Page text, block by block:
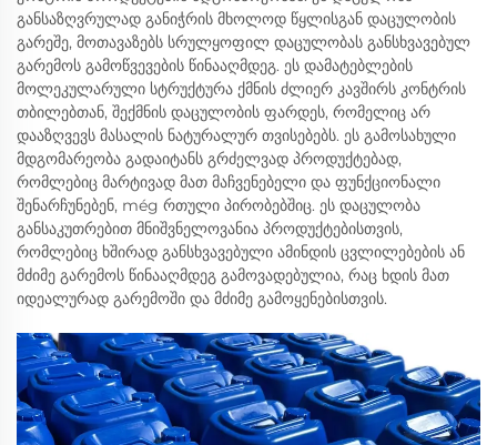
განსაზღვრულად განიჭრის მხოლოდ წყლისგან დაცულობის
გარეშე, მოთავაზებს სრულყოფილ დაცულობას განსხვავებულ
გარემოს გამოწვევების წინააღმდეგ. ეს დამატებლების
მოლეკულარული სტრუქტურა ქმნის ძლიერ კავშირს კონტრის
თბილებთან, შექმნის დაცულობის ფარდეს, რომელიც არ
დააზღვევს მასალის ნატურალურ თვისებებს. ეს გამოსახული
მდგომარეობა გადაიტანს გრძელვად პროდუქტებად,
რომლებიც მარტივად მათ მაჩვენებელი და ფუნქციონალი
შენარჩუნებენ, még რთული პირობებშიც. ეს დაცულობა
განსაკუთრებით მნიშვნელოვანია პროდუქტებისთვის,
რომლებიც ხშირად განსხვავებული ამინდის ცვლილებების ან
მძიმე გარემოს წინააღმდეგ გამოვადებულია, რაც ხდის მათ
იდეალურად გარემოში და მძიმე გამოყენებისთვის.